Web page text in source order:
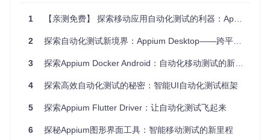
广泛的教程和示例 ：覆盖从基础环境配置到复杂场景的实战
机会，立即加入Appium with Python 的社区，让代码成为你的
得力助手，确保每个应用都能带给用户无与伦比的体验。现在
就开始，点亮你的测试星图吧！
1 【亲测免费】 探索移动应用自动化测试的利器：Appium Desktop 1.13
2 探索自动化测试新境界：Appium Desktop——跨平台的UI自动化测试利器
3 探索Appium Docker Android：自动化移动测试的新境界
4 探索高效自动化测试的秘密：智能UI自动化测试框架
5 探索Appium Flutter Driver：让自动化测试飞起来
6 探秘Appium图形界面工具：智能移动测试的新里程